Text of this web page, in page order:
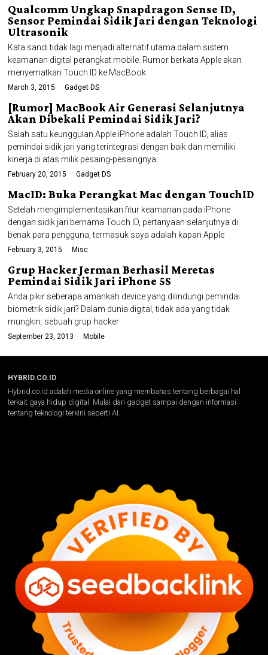
Qualcomm Ungkap Snapdragon Sense ID,
Sensor Pemindai Sidik Jari dengan Teknologi
Ultrasonik
Kata sandi tidak lagi menjadi alternatif utama dalam sistem
keamanan digital perangkat mobile. Rumor berkata Apple akan
menyematkan Touch ID ke MacBook
March 3, 2015 Gadget DS
[Rumor] MacBook Air Generasi Selanjutnya
Akan Dibekali Pemindai Sidik Jari?
Salah satu keunggulan Apple iPhone adalah Touch ID, alias
pemindai sidik jari yang terintegrasi dengan baik dan memiliki
kinerja di atas milik pesaing-pesaingnya.
February 20, 2015 Gadget DS
MacID: Buka Perangkat Mac dengan TouchID
Setelah mengimplementasikan fitur keamanan pada iPhone
dengan sidik jari bernama Touch ID, pertanyaan selanjutnya di
benak para pengguna, termasuk saya adalah kapan Apple
February 3, 2015 Misc
Grup Hacker Jerman Berhasil Meretas
Pemindai Sidik Jari iPhone 5S
Anda pikir seberapa amankah device yang dilindungi pemindai
biometrik sidik jari? Dalam dunia digital, tidak ada yang tidak
mungkin: sebuah grup hacker
September 23, 2013 Mobile
HYBRID.CO.ID
Hybrid.co.id adalah media online yang membahas tentang berbagai hal
terkait gaya hidup digital. Mulai dari gadget sampai dengan informasi
tentang teknologi terkini seperti AI.